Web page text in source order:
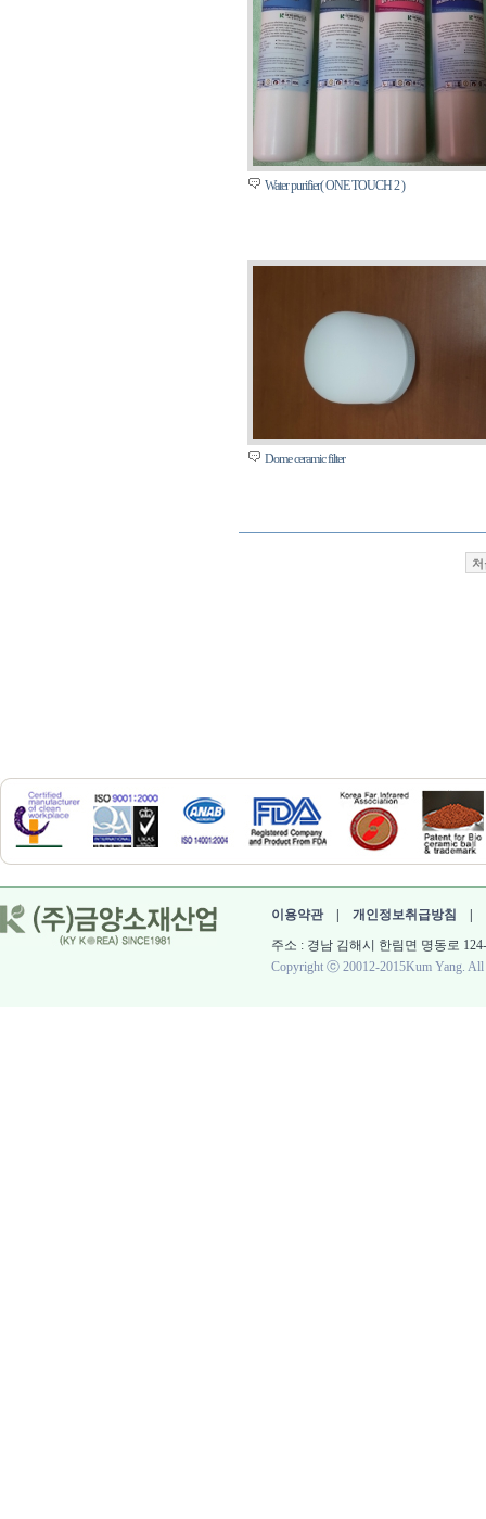
Water purifier( ONE TOUCH 2 )
Dome ceramic filter
처
이용약관| 개인정보취급방침
주소 : 경남 김해시 한림면 명동로
Copyright ⓒ 20012-2015Kum Yang. All